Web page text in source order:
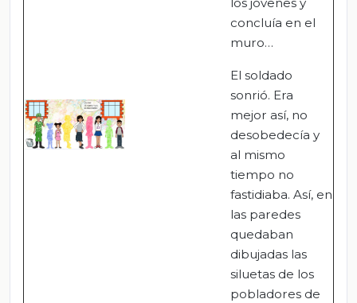
concluía en el
muro…
El soldado
sonrió. Era
mejor así, no
desobedecía y
al mismo
tiempo no
fastidiaba. Así, en
las paredes
quedaban
dibujadas las
siluetas de los
pobladores de